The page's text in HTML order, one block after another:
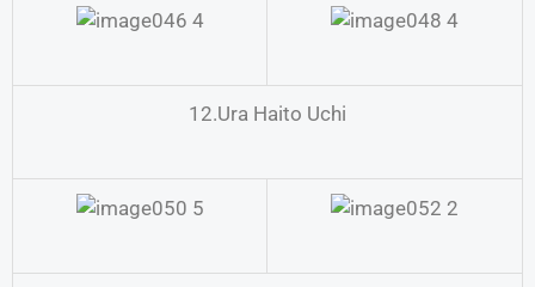
12.Ura Haito Uchi